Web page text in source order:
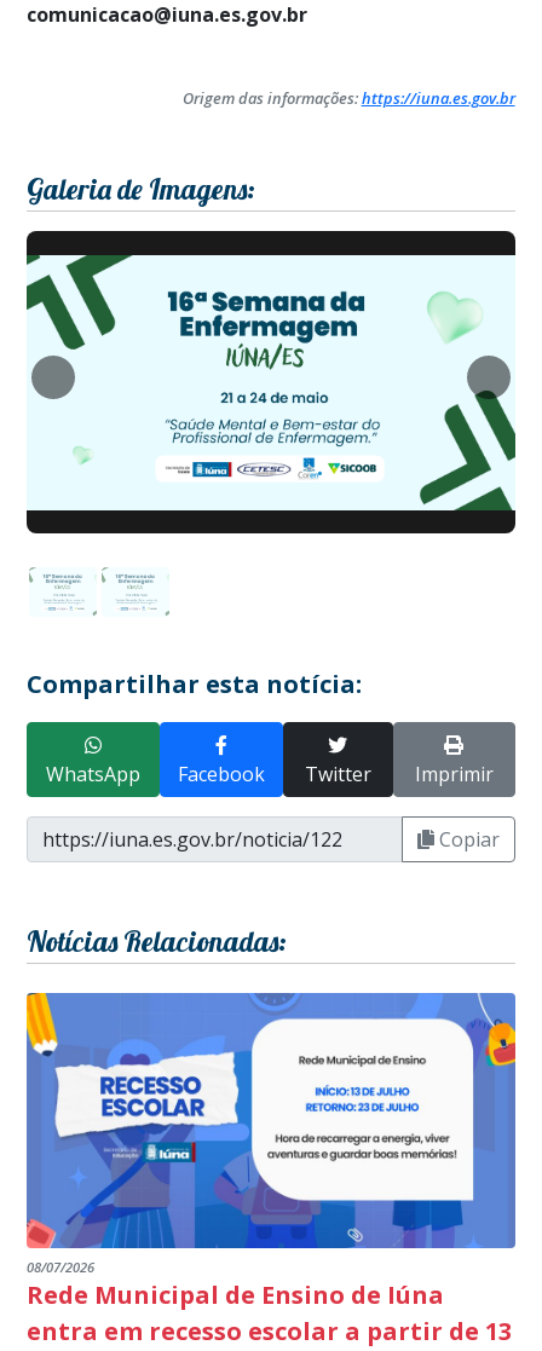
comunicacao@iuna.es.gov.br
Origem das informações:https://iuna.es.gov.br
Galeria de Imagens:
Compartilhar esta notícia:
WhatsApp Facebook Twitter Imprimir
Copiar
Notícias Relacionadas:
08/07/2026
Rede Municipal de Ensino de Iúna
entra em recesso escolar a partir de 13